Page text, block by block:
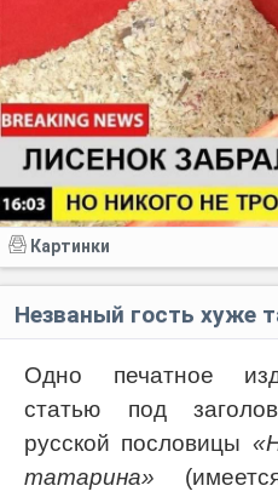
Картинки
Незваный гость хуже
Одно печатное
статью под
русской пословицы
татарина»